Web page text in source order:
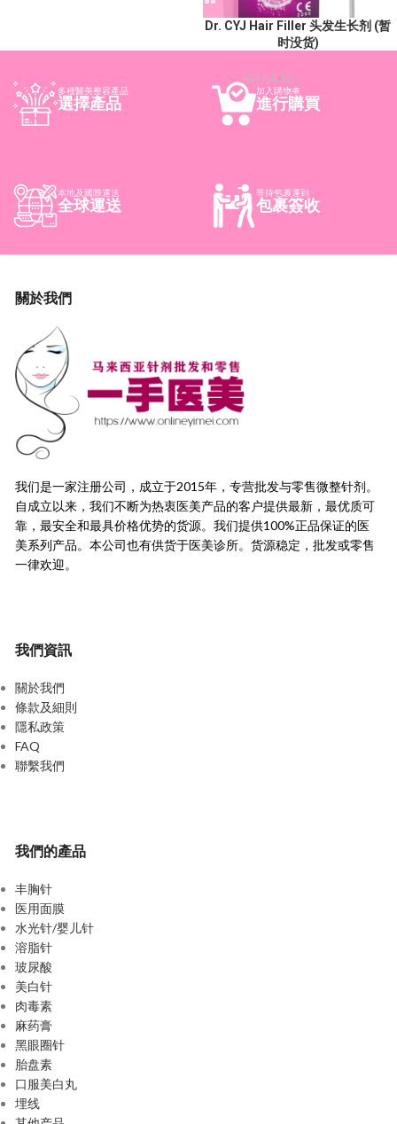
Dr. CYJ Hair Filler 头发生长剂 (暂
时没货)
RM750.00
多種醫美整容產品
選擇產品
加入購物車
進行購買
本地及國際運送
全球運送
等待包裹運到
包裹簽收
關於我們
我们是一家注册公司，成立于2015年， 专营批发与零售微整针剂。
自成立以来，我们不断为热衷医美产品的客户提供最新， 最优质可
靠，最安全和最具价格优势的货源。 我们提供100%正品保证的医
美系列产品。本公司也有供货于医美诊所。货源稳定， 批发或零售
一律欢迎。
我們資訊
關於我們
條款及細則
隱私政策
FAQ
聯繫我們
我們的產品
丰胸针
医用面膜
水光针/婴儿针
溶脂针
玻尿酸
美白针
肉毒素
麻药膏
黑眼圈针
胎盘素
口服美白丸
埋线